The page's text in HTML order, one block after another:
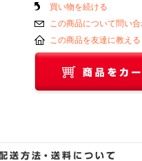
買い物を続ける
この商品について問い
この商品を友達に教える